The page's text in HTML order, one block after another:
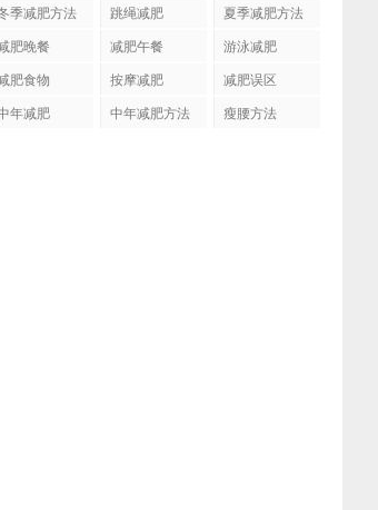
季减肥方法
跳绳减肥
夏季减肥方法
肥晚餐
减肥午餐
游泳减肥
肥食物
按摩减肥
减肥误区
年减肥
中年减肥方法 瘦腰方法